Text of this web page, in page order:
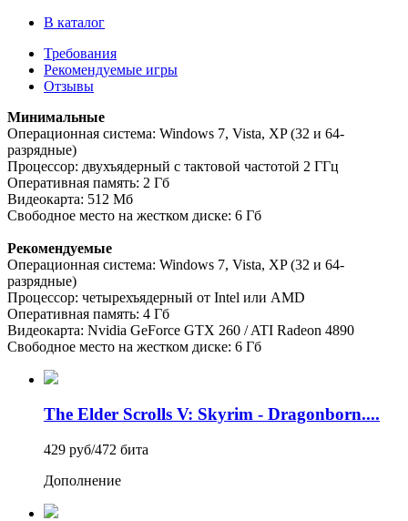
В каталог
Требования
Рекомендуемые игры
Отзывы
Минимальные
Операционная система: Windows 7, Vista, XP (32 и 64-
разрядные)
Процессор: двухъядерный с тактовой частотой 2 ГГц
Оперативная память: 2 Гб
Видеокарта: 512 Мб
Свободное место на жестком диске: 6 Гб
Рекомендуемые
Операционная система: Windows 7, Vista, XP (32 и 64-
разрядные)
Процессор: четырехъядерный от Intel или AMD
Оперативная память: 4 Гб
Видеокарта: Nvidia GeForce GTX 260 / ATI Radeon 4890
Свободное место на жестком диске: 6 Гб
The Elder Scrolls V: Skyrim - Dragonborn....
429 руб/472 бита
Дополнение